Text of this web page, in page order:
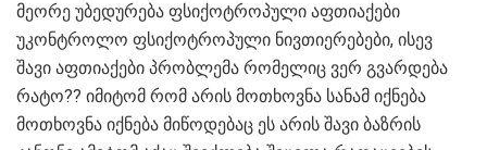
მეორე უბედურება ფსიქოტროპული აფთიაქები
უკონტროლო ფსიქოტროპული ნივთიერებები, ისევ
შავი აფთიაქები პრობლემა რომელიც ვერ გვარდება
რატო?? იმიტომ რომ არის მოთხოვნა სანამ იქნება
მოთხოვნა იქნება მიწოდებაც ეს არის შავი ბაზრის